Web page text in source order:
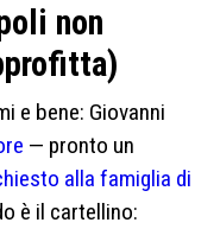
non
e bene: Giovanni
— pronto un
alla famiglia di
è il cartellino: